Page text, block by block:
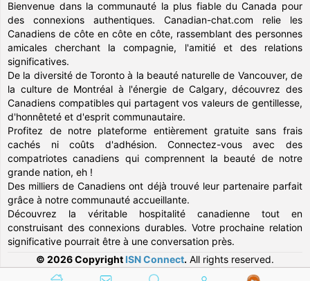
Bienvenue dans la communauté la plus fiable du Canada pour
des connexions authentiques. Canadian-chat.com relie les
Canadiens de côte en côte en côte, rassemblant des personnes
amicales cherchant la compagnie, l'amitié et des relations
significatives.
De la diversité de Toronto à la beauté naturelle de Vancouver, de
la culture de Montréal à l'énergie de Calgary, découvrez des
Canadiens compatibles qui partagent vos valeurs de gentillesse,
d'honnêteté et d'esprit communautaire.
Profitez de notre plateforme entièrement gratuite sans frais
cachés ni coûts d'adhésion. Connectez-vous avec des
compatriotes canadiens qui comprennent la beauté de notre
grande nation, eh !
Des milliers de Canadiens ont déjà trouvé leur partenaire parfait
grâce à notre communauté accueillante.
Découvrez la véritable hospitalité canadienne tout en
construisant des connexions durables. Votre prochaine relation
significative pourrait être à une conversation près.
© 2026 Copyright ISN Connect. All rights reserved.